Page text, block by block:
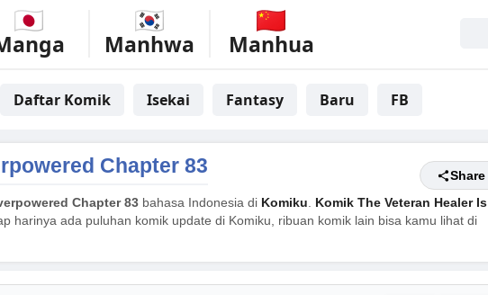
Manhwa Manhua
Daftar Komik Isekai Fantasy Baru FB
Chapter 83 Share
Chapter 83 bahasa Indonesia di Komiku. Komik The Veteran Healer Is
harinya ada puluhan komik update di Komiku, ribuan komik lain bisa kamu lihat di